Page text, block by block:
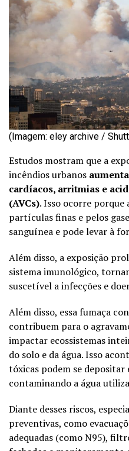
(Imagem: eley archive /
Estudos mostram que a
incêndios urbanos
cardíacos, arritmias e
(AVCs). Isso ocorre porque
partículas finas e pelos
sanguínea e pode levar à
Além disso, a exposição
sistema imunológico,
suscetível a infecções e
Além disso, essa fumaça
contribuem para o
impactar ecossistemas
do solo e da água. Isso
tóxicas podem se depositar
contaminando a água
Diante desses riscos,
preventivas, como
adequadas (como N95),